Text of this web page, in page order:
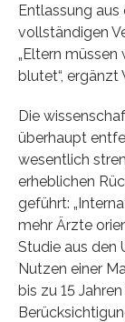
Entlassung
vollständigen
„Eltern müssen
blutet“, ergänzt
Die
überhaupt
wesentlich
erheblichen
geführt:
mehr Ärzte
Studie aus den
Nutzen einer
bis zu 15